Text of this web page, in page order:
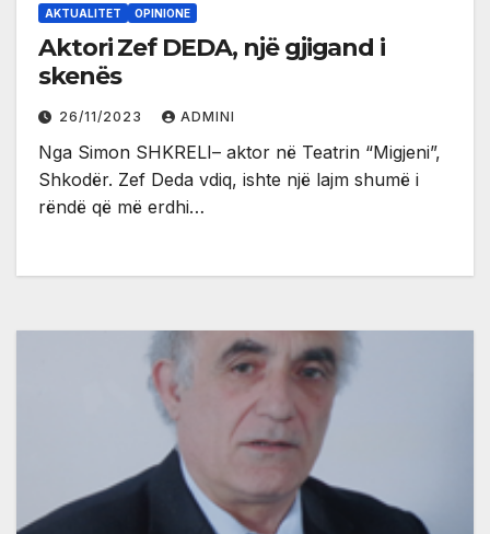
AKTUALITET OPINIONE
Aktori Zef DEDA, një gjigand i
skenës
26/11/2023 ADMINI
Nga Simon SHKRELI– aktor në Teatrin “Migjeni”,
Shkodër. Zef Deda vdiq, ishte një lajm shumë i
rëndë që më erdhi…